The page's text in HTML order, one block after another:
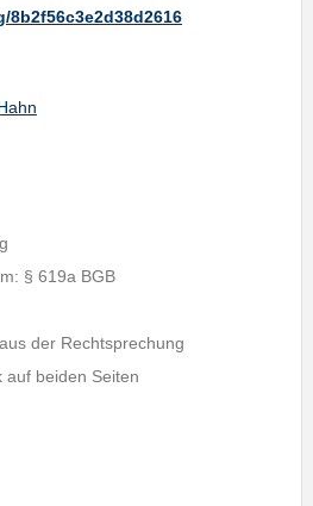
8b2f56c3e2d38d2616
§ 619a BGB
der Rechtsprechung
auf beiden Seiten